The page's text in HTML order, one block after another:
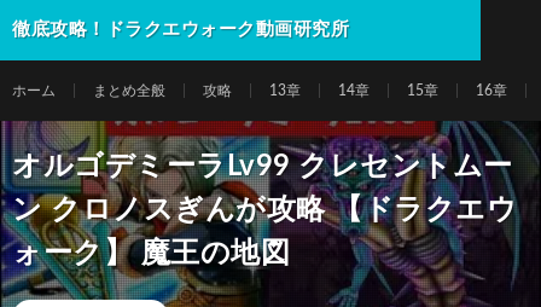
徹底攻略！ドラクエウォーク動画研究所
ホーム まとめ全般 攻略 13章 14章 15章 16章
オルゴデミーラLv99 クレセントムー
ン クロノスぎんが攻略 【ドラクエウ
ォーク】 魔王の地図